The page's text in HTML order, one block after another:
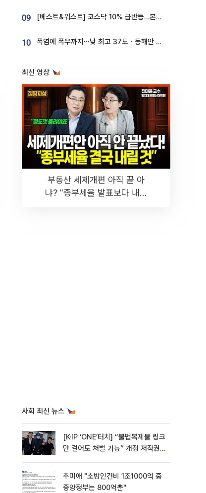
09 [베스트&워스트] 코스닥 10% 급반등…본느, 최대주주 변경 기대에 270% 폭등
10 폭염에 폭우까지⋯낮 최고 37도ㆍ동해안 강한 비 [날씨]
최신 영상
부동산 세제개편 아직 끝 아
냐? "종부세율 발표보다 내릴
사회 최신 뉴스
[K·IP ‘ONE’터치] “불법복제물 링크
만 걸어도 처벌 가능” 개정 저작권
추미애 "소방인건비 1조1000억 중
중앙정부는 800억뿐"